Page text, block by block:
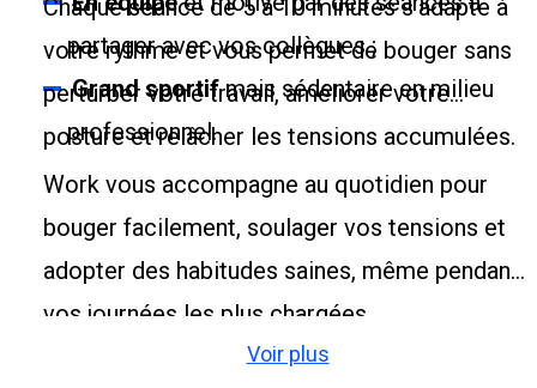
partager avec vos collègues ;
Grand sportifmais sédentaire en milieu
professionnel.
Chaque séance de 5 à 10 minutes s’adapte à
votre rythme et vous permet de bouger sans
perturber votre travail, améliorer votre
posture et relâcher les tensions accumulées.
Work vous accompagne au quotidien pour
bouger facilement, soulager vos tensions et
adopter des habitudes saines, même pendant
vos journées les plus chargées.
Voir plus